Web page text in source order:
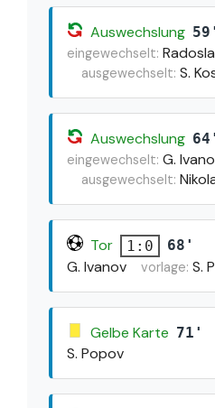
Auswechslung 59'
eingewechselt:
ausgewechselt: S.
Auswechslung 64'
eingewechselt: G.
ausgewechselt:
Tor 1:0 68'
G. Ivanov vorlage: S.
Gelbe Karte 71'
S. Popov